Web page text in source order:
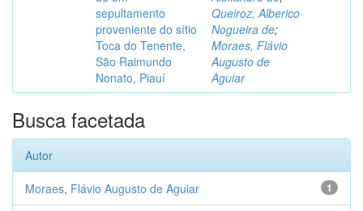
sepultamento
proveniente do sítio
Toca do Tenente,
São Raimundo
Nonato, Piauí
Queiroz, Alberico
Nogueira de;
Moraes, Flávio
Augusto de
Aguiar
Busca facetada
Autor
1
Moraes, Flávio Augusto de Aguiar